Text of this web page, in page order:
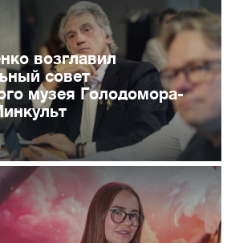
возглавил
совет
музея Голодомора-